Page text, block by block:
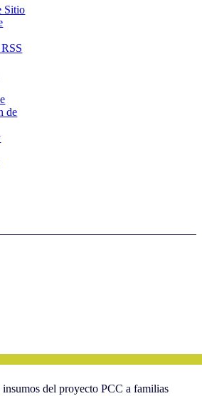
Sitio
de
insumos del proyecto PCC a familias